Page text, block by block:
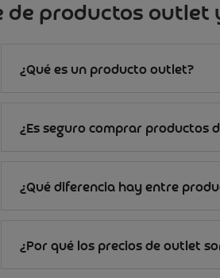
de productos outlet
¿Qué es un producto outlet?
¿Es seguro comprar productos
¿Qué diferencia hay entre
¿Por qué los precios de outlet